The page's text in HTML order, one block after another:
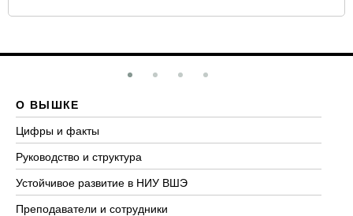
О ВЫШКЕ
Цифры и факты
Руководство и структура
Устойчивое развитие в НИУ ВШЭ
Преподаватели и сотрудники